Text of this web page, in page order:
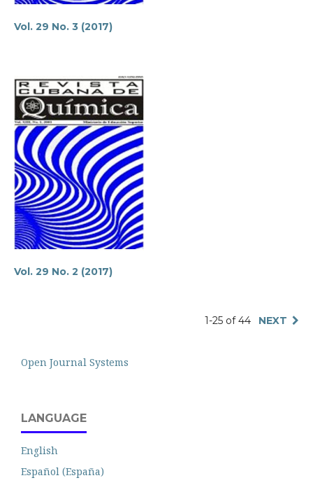
Vol. 29 No. 3 (2017)
Vol. 29 No. 2 (2017)
1-25 of 44 NEXT
Open Journal Systems
LANGUAGE
English
Español (España)